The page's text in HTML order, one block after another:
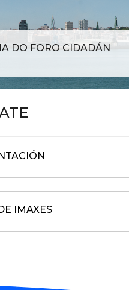
DO FORO CIDADÁN
IMAXES